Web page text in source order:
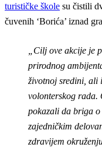
turističke škole su čistili
čuvenih ‘Borića’ iznad
„Cilj ove akcije je
prirodnog
životnoj sredini, ali
volonterskog rada.
pokazali da briga
zajedničkim
zdravijem